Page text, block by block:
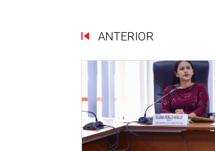
ANTERIOR